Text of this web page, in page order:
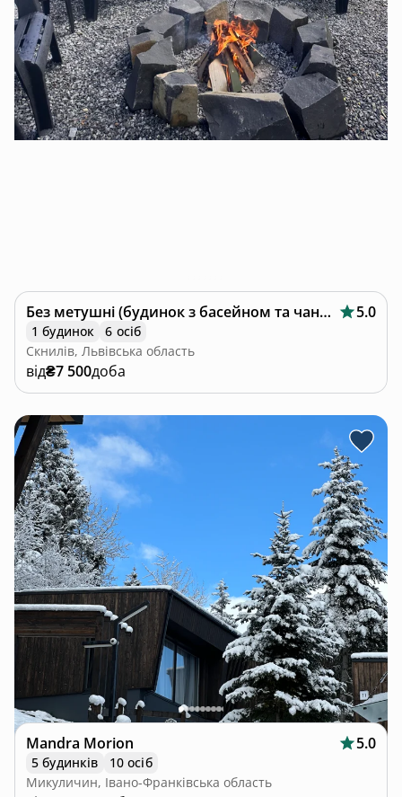
Без метушні (будинок з басейном та чаном) 5.0
1 будинок
6 осіб
Скнилів, Львівська область
від₴7 500доба
Mandra Morion 5.0
5 будинків
10 осіб
Микуличин, Івано-Франківська область